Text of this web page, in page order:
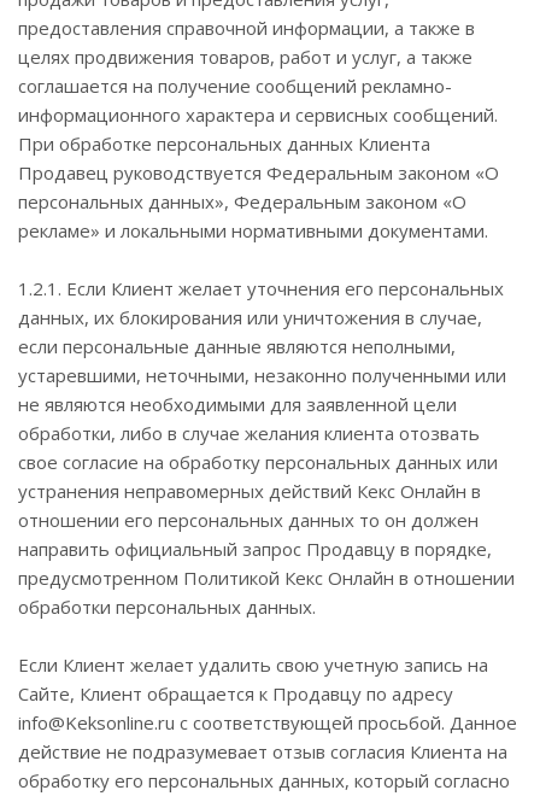
предоставления справочной информации, а также в
целях продвижения товаров, работ и услуг, а также
соглашается на получение сообщений рекламно-
информационного характера и сервисных сообщений.
При обработке персональных данных Клиента
Продавец руководствуется Федеральным законом «О
персональных данных», Федеральным законом «О
рекламе» и локальными нормативными документами.
1.2.1. Если Клиент желает уточнения его персональных
данных, их блокирования или уничтожения в случае,
если персональные данные являются неполными,
устаревшими, неточными, незаконно полученными или
не являются необходимыми для заявленной цели
обработки, либо в случае желания клиента отозвать
свое согласие на обработку персональных данных или
устранения неправомерных действий Кекс Онлайн в
отношении его персональных данных то он должен
направить официальный запрос Продавцу в порядке,
предусмотренном Политикой Кекс Онлайн в отношении
обработки персональных данных.
Если Клиент желает удалить свою учетную запись на
Сайте, Клиент обращается к Продавцу по адресу
info@Keksonline.ru с соответствующей просьбой. Данное
действие не подразумевает отзыв согласия Клиента на
обработку его персональных данных, который согласно